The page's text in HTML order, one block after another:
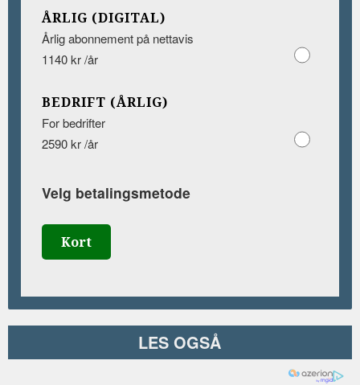
ÅRLIG (DIGITAL)
Årlig abonnement på nettavis
1140 kr /år
BEDRIFT (ÅRLIG)
For bedrifter
2590 kr /år
Velg betalingsmetode
Kort
LES OGSÅ